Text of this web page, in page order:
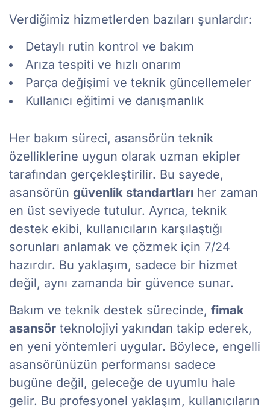
Verdiğimiz hizmetlerden bazıları şunlardır:
Detaylı rutin kontrol ve bakım
Arıza tespiti ve hızlı onarım
Parça değişimi ve teknik güncellemeler
Kullanıcı eğitimi ve danışmanlık
Her bakım süreci, asansörün teknik
özelliklerine uygun olarak uzman ekipler
tarafından gerçekleştirilir. Bu sayede,
asansörün güvenlik standartları her zaman
en üst seviyede tutulur. Ayrıca, teknik
destek ekibi, kullanıcıların karşılaştığı
sorunları anlamak ve çözmek için 7/24
hazırdır. Bu yaklaşım, sadece bir hizmet
değil, aynı zamanda bir güvence sunar.
Bakım ve teknik destek sürecinde, fimak
asansör teknolojiyi yakından takip ederek,
en yeni yöntemleri uygular. Böylece, engelli
asansörünüzün performansı sadece
bugüne değil, geleceğe de uyumlu hale
gelir. Bu profesyonel yaklaşım, kullanıcıların